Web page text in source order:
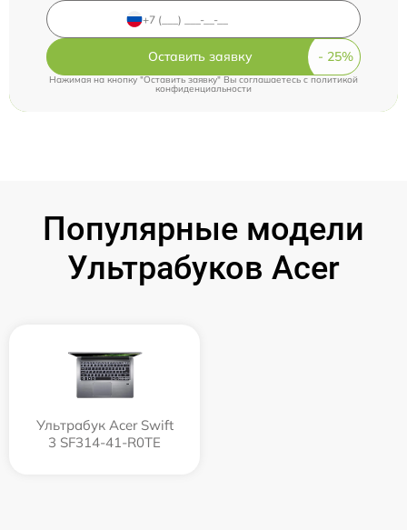
Оставить заявку
Нажимая на кнопку "Оставить заявку" Вы соглашаетесь cполитикой
конфиденциальности
Популярные модели
Ультрабуков Acer
Ультрабук Acer Swift
3 SF314-41-R0TE